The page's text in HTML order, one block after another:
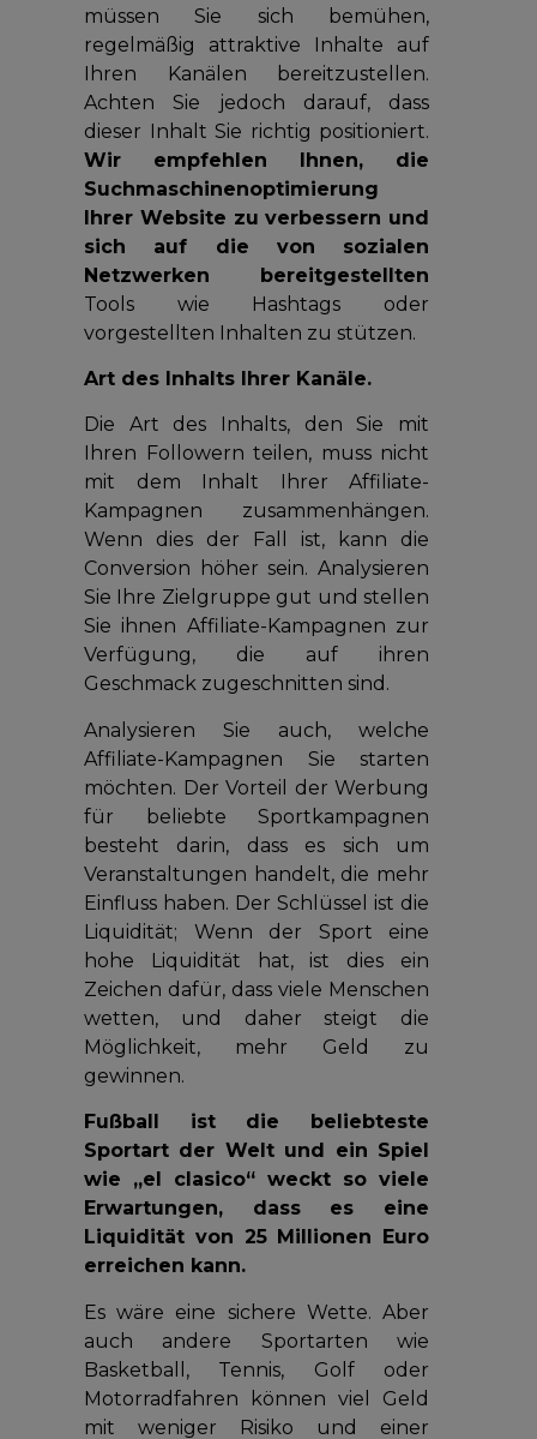
müssen Sie sich bemühen,
regelmäßig attraktive Inhalte auf
Ihren Kanälen bereitzustellen.
Achten Sie jedoch darauf, dass
dieser Inhalt Sie richtig positioniert.
Wir empfehlen Ihnen, die
Suchmaschinenoptimierung
Ihrer Website zu verbessern und
sich auf die von sozialen
Netzwerken bereitgestellten
Tools wie Hashtags oder
vorgestellten Inhalten zu stützen.
Art des Inhalts Ihrer Kanäle.
Die Art des Inhalts, den Sie mit
Ihren Followern teilen, muss nicht
mit dem Inhalt Ihrer Affiliate-
Kampagnen zusammenhängen.
Wenn dies der Fall ist, kann die
Conversion höher sein. Analysieren
Sie Ihre Zielgruppe gut und stellen
Sie ihnen Affiliate-Kampagnen zur
Verfügung, die auf ihren
Geschmack zugeschnitten sind.
Analysieren Sie auch, welche
Affiliate-Kampagnen Sie starten
möchten. Der Vorteil der Werbung
für beliebte Sportkampagnen
besteht darin, dass es sich um
Veranstaltungen handelt, die mehr
Einfluss haben. Der Schlüssel ist die
Liquidität; Wenn der Sport eine
hohe Liquidität hat, ist dies ein
Zeichen dafür, dass viele Menschen
wetten, und daher steigt die
Möglichkeit, mehr Geld zu
gewinnen.
Fußball ist die beliebteste
Sportart der Welt und ein Spiel
wie „el clasico“ weckt so viele
Erwartungen, dass es eine
Liquidität von 25 Millionen Euro
erreichen kann.
Es wäre eine sichere Wette. Aber
auch andere Sportarten wie
Basketball, Tennis, Golf oder
Motorradfahren können viel Geld
mit weniger Risiko und einer